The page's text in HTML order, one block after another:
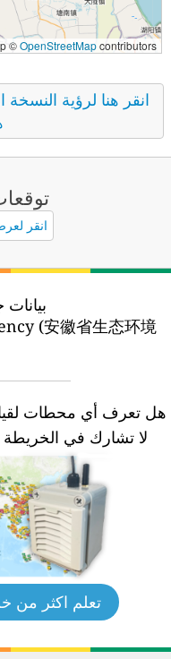
©OpenStreetMapcontributors
انقر هنا لرؤية
انقر
(安徽省生态环境
هل تعرف أي محطات
لا تشارك في الخريطة
تعلم اكثر من